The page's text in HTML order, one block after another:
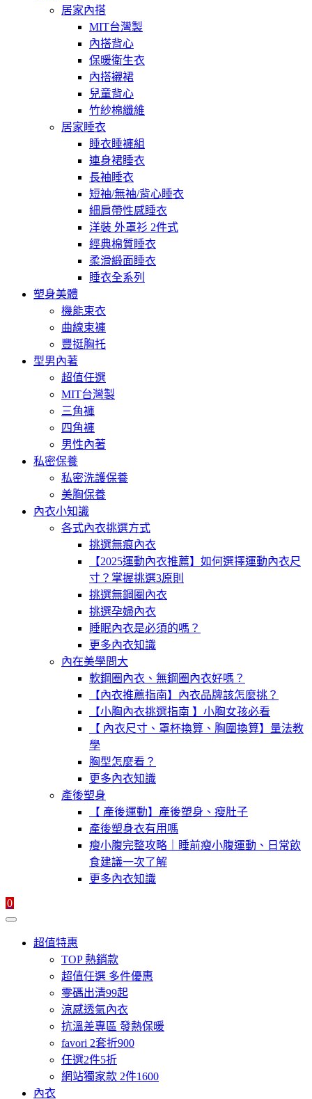
居家內搭
MIT台灣製
內搭背心
保暖衛生衣
內搭襯裙
兒童背心
竹紗棉纖維
居家睡衣
睡衣睡褲組
連身裙睡衣
長袖睡衣
短袖/無袖/背心睡衣
細肩帶性感睡衣
洋裝 外罩衫 2件式
經典棉質睡衣
柔滑緞面睡衣
睡衣全系列
塑身美體
機能束衣
曲線束褲
豐挺胸托
型男內著
超值任選
MIT台灣製
三角褲
四角褲
男性內著
私密保養
私密洗護保養
美胸保養
內衣小知識
各式內衣挑選方式
挑選無痕內衣
【2025運動內衣推薦】如何選擇運動內衣尺
寸？掌握挑選3原則
挑選無鋼圈內衣
挑選孕婦內衣
睡眠內衣是必須的嗎？
更多內衣知識
內在美學問大
軟鋼圈內衣、無鋼圈內衣好嗎？
【內衣推薦指南】內衣品牌該怎麼挑？
【小胸內衣挑選指南 】小胸女孩必看
【 內衣尺寸、罩杯換算、胸圍換算】量法教
學
胸型怎麼看？
更多內衣知識
產後塑身
【 產後運動】產後塑身、瘦肚子
產後塑身衣有用嗎
瘦小腹完整攻略｜睡前瘦小腹運動、日常飲
食建議一次了解
更多內衣知識
0
超值特惠
TOP 熱銷款
超值任選 多件優惠
零碼出清99起
涼感透氣內衣
抗溫差專區 發熱保暖
favori 2套折900
任選2件5折
網站獨家款 2件1600
內衣